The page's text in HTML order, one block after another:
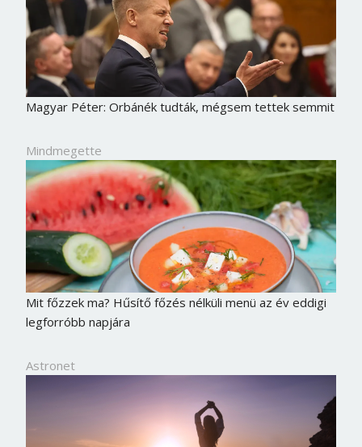
Magyar Péter: Orbánék tudták, mégsem tettek semmit
Mindmegette
Mit főzzek ma? Hűsítő főzés nélküli menü az év eddigi
legforróbb napjára
Astronet